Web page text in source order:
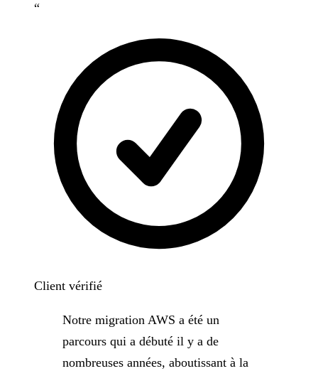
“
Client vérifié
Notre migration AWS a été un
parcours qui a débuté il y a de
nombreuses années, aboutissant à la